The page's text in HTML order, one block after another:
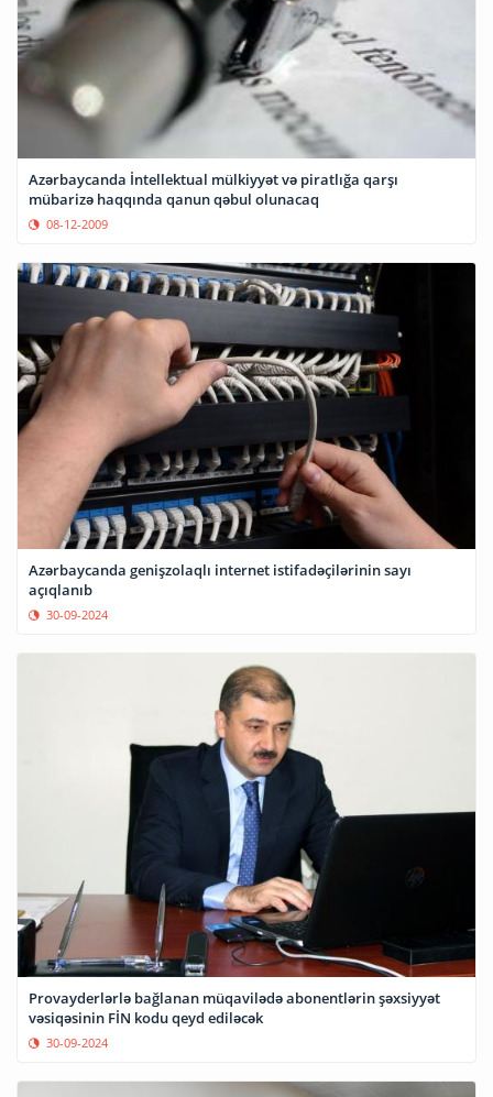
Azərbaycanda İntellektual mülkiyyət və piratlığa qarşı
mübarizə haqqında qanun qəbul olunacaq
08-12-2009
Azərbaycanda genişzolaqlı internet istifadəçilərinin sayı
açıqlanıb
30-09-2024
Provayderlərlə bağlanan müqavilədə abonentlərin şəxsiyyət
vəsiqəsinin FİN kodu qeyd ediləcək
30-09-2024